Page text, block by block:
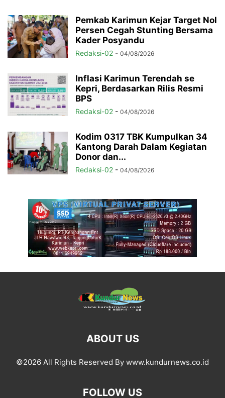
Pemkab Karimun Kejar Target Nol
Persen Cegah Stunting Bersama
Kader Posyandu
Redaksi-02 - 04/08/2026
Inflasi Karimun Terendah se
Kepri, Berdasarkan Rilis Resmi
BPS
Redaksi-02 - 04/08/2026
Kodim 0317 TBK Kumpulkan 34
Kantong Darah Dalam Kegiatan
Donor dan...
Redaksi-02 - 04/08/2026
ABOUT US
©2026 All Rights Reserved By www.kundurnews.co.id
FOLLOW US